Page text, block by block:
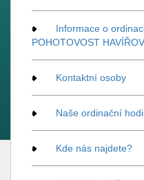
Informace o
POHOTOVOST HAVÍŘOV
Kontaktní osoby
Naše ordinační
Kde nás najdete?